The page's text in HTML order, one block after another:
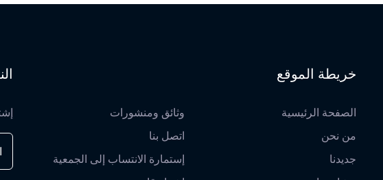
خريطة الموقع
الصفحة الرئيسية
من نحن
جديدنا
وثائق ومنشورات
اتصل بنا
إستمارة الانتساب إلى الجمعية